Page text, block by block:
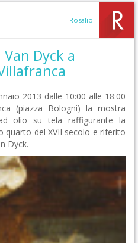
Rosalio
Dyck a
2013 dalle 10:00 alle 18:00
(piazza Bologni) la mostra
olio su tela raffigurante la
quarto del XVII secolo e riferito
Dyck.